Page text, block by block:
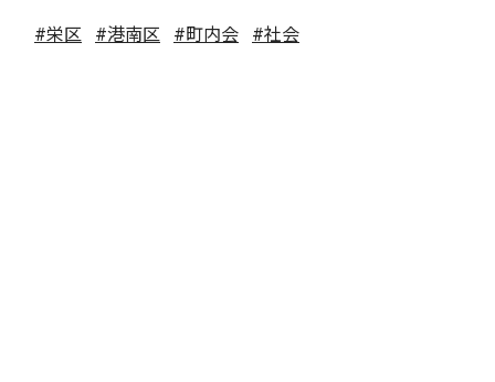
#栄区 #港南区 #町内会 #社会